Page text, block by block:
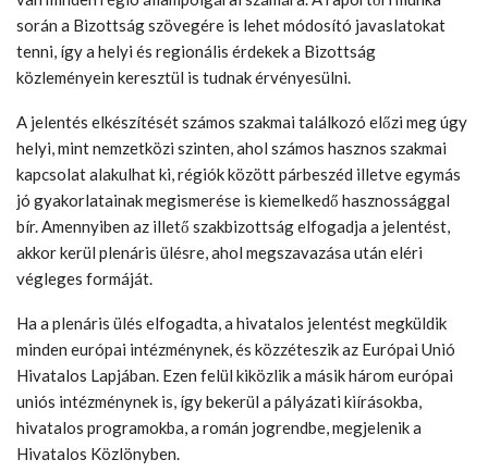
során a Bizottság szövegére is lehet módosító javaslatokat
tenni, így a helyi és regionális érdekek a Bizottság
közleményein keresztül is tudnak érvényesülni.
A jelentés elkészítését számos szakmai találkozó előzi meg úgy
helyi, mint nemzetközi szinten, ahol számos hasznos szakmai
kapcsolat alakulhat ki, régiók között párbeszéd illetve egymás
jó gyakorlatainak megismerése is kiemelkedő hasznossággal
bír. Amennyiben az illető szakbizottság elfogadja a jelentést,
akkor kerül plenáris ülésre, ahol megszavazása után eléri
végleges formáját.
Ha a plenáris ülés elfogadta, a hivatalos jelentést megküldik
minden európai intézménynek, és közzéteszik az Európai Unió
Hivatalos Lapjában. Ezen felül kiközlik a másik három európai
uniós intézménynek is, így bekerül a pályázati kiírásokba,
hivatalos programokba, a román jogrendbe, megjelenik a
Hivatalos Közlönyben.